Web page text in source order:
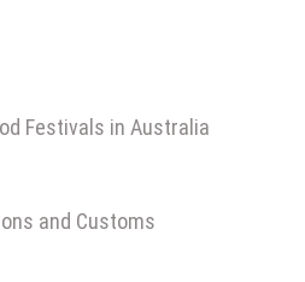
Festivals in Australia
and Customs